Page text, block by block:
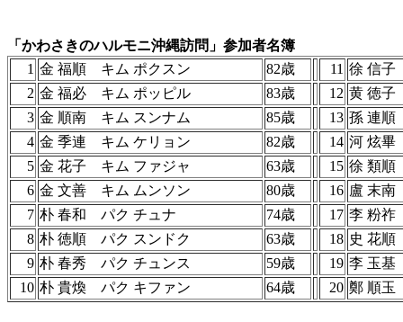
「かわさきのハルモニ沖縄訪問」参加者名簿
1 金 福順 キム ポクスン 82歳 11 徐 信
2 金 福必 キム ポッピル 83歳 12 黄 徳子
3 金 順南 キム スンナム 85歳 13 孫 連順
4 金 季連 キム ケリョン 82歳 14 河 炫畢
5 金 花子 キム ファジャ 63歳 15 徐 類
6 金 文善 キム ムンソン 80歳 16 盧 末
7 朴 春和 パク チュナ 74歳 17 李 粉
8 朴 徳順 パク スンドク 63歳 18 史 花
9 朴 春秀 パク チュンス 59歳 19 李 玉
10 朴 貴煥 パク キファン 64歳 20 鄭 順玉